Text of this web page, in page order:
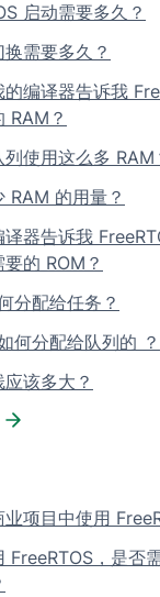
启动需要多久？
需要多久？
的编译器告诉我
RAM？
使用这么多 RAM
RAM 的用量？
译器告诉我
的 ROM？
分配给任务？
何分配给队列的 ？
该多大？
项目中使用
FreeRTOS，是否